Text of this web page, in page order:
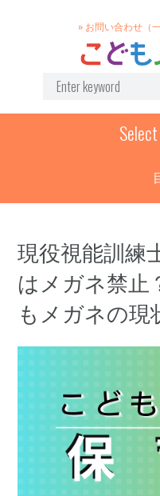
» お問い合わせ（
現役視能訓練
はメガネ禁止
もメガネの現